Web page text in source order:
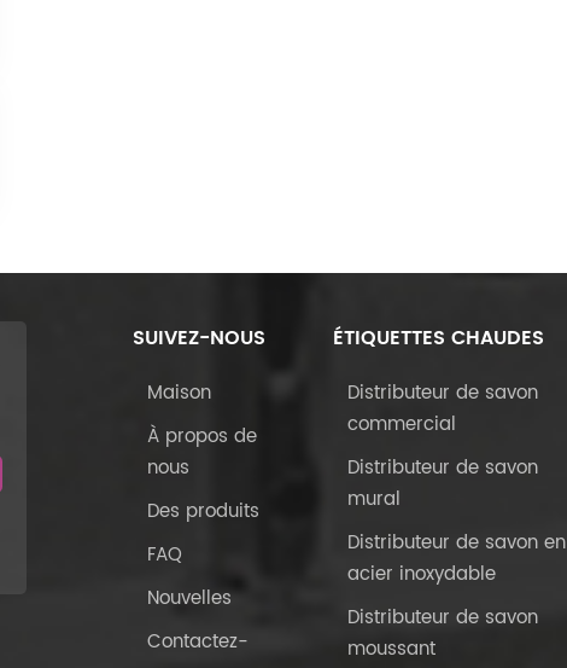
SUIVEZ-NOUS
Maison
À propos de
nous
Des produits
FAQ
Nouvelles
Contactez-
ÉTIQUETTES CHAUDES
Distributeur de savon
commercial
Distributeur de savon
mural
Distributeur de savon en
acier inoxydable
Distributeur de savon
moussant